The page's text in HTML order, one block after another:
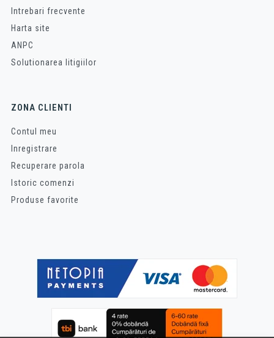
Intrebari frecvente
Harta site
ANPC
Solutionarea litigiilor
ZONA CLIENTI
Contul meu
Inregistrare
Recuperare parola
Istoric comenzi
Produse favorite